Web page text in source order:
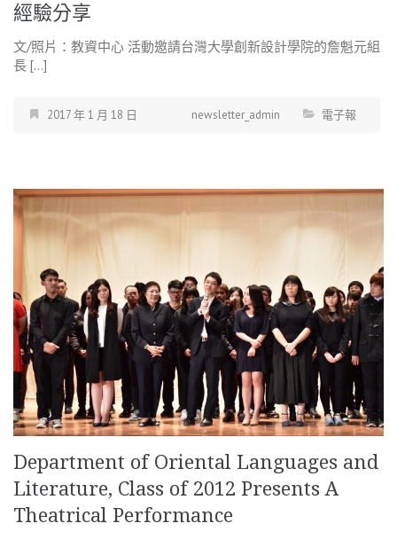
經驗分享
文/照片：教資中心 活動邀請台灣大學創新設計學院的詹魁元組
長 […]
2017 年 1 月 18 日 newsletter_admin 電子報
Department of Oriental Languages and
Literature, Class of 2012 Presents A
Theatrical Performance